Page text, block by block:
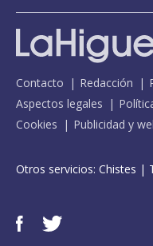
Contacto Redacción
Aspectos legales
Cookies
Publicidad y
Otros servicios: Chistes |